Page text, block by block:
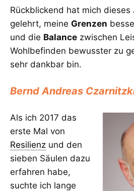
Rückblickend hat mich dieses
gelehrt, meine Grenzen
und die Balance zwischen
Wohlbefinden bewusster zu
sehr dankbar bin.
Bernd Andreas
Als ich 2017 das
erste Mal von
Resilienz und den
sieben Säulen dazu
erfahren habe,
suchte ich lange